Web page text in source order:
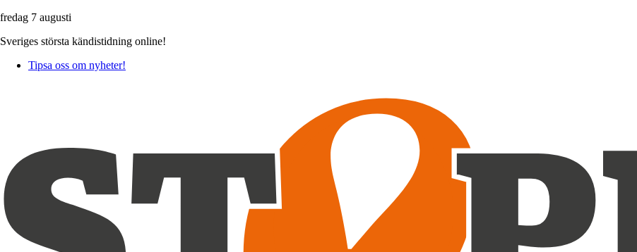
fredag 7 augusti
Sveriges största kändistidning online!
Tipsa oss om nyheter!